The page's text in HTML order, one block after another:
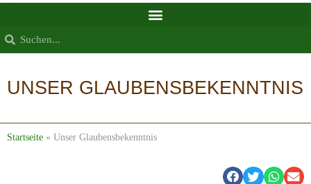
UNSER GLAUBENSBEKENNTNIS
Startseite » Unser Glaubensbekenntnis